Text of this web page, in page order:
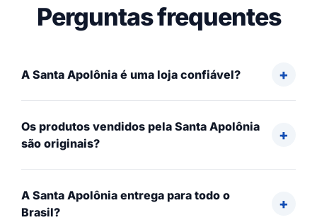
Perguntas frequentes
A Santa Apolônia é uma loja confiável?
Os produtos vendidos pela Santa Apolônia
são originais?
A Santa Apolônia entrega para todo o
Brasil?